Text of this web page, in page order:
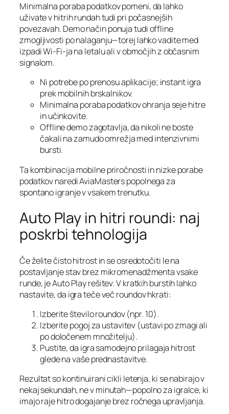
Minimalna poraba podatkov pomeni, da lahko
uživate v hitrih rundah tudi pri počasnejših
povezavah. Demo način ponuja tudi offline
zmogljivosti po nalaganju—torej lahko vadite med
izpadi Wi‑Fi-ja na letalu ali v območjih z občasnim
signalom.
Ni potrebe po prenosu aplikacije; instant igra
prek mobilnih brskalnikov.
Minimalna poraba podatkov ohranja seje hitre
in učinkovite.
Offline demo zagotavlja, da nikoli ne boste
čakali na zamudo omrežja med intenzivnimi
bursti.
Ta kombinacija mobilne priročnosti in nizke porabe
podatkov naredi AviaMasters popolnega za
spontano igranje v vsakem trenutku.
Auto Play in hitri roundi: naj
poskrbi tehnologija
Če želite čisto hitrost in se osredotočiti le na
postavljanje stav brez mikromenadžmenta vsake
runde, je Auto Play rešitev. V kratkih burstih lahko
nastavite, da igra teče več roundov hkrati:
Izberite število roundov (npr. 10).
Izberite pogoj za ustavitev (ustavi po zmagi ali
po določenem množitelju).
Pustite, da igra samodejno prilagaja hitrost
glede na vaše prednastavitve.
Rezultat so kontinuirani cikli letenja, ki se nabirajo v
nekaj sekundah, ne v minutah—popolno za igralce, ki
imajo raje hitro dogajanje brez ročnega upravljanja.